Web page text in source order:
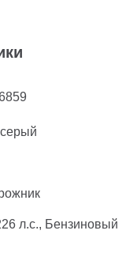
л.с., Бензиновый